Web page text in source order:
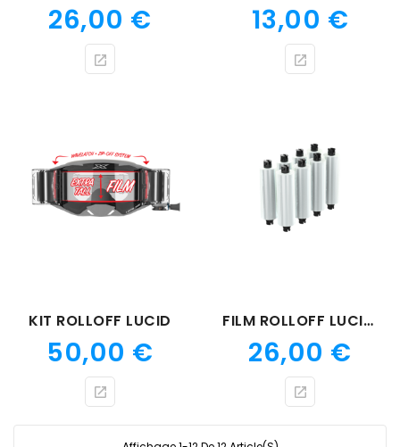
Prix
26,00 € Prix
13,00 €
KIT ROLLOFF LUCID
Prix
50,00 €
FILM ROLLOFF LUCID PACK 8
Prix
26,00 €